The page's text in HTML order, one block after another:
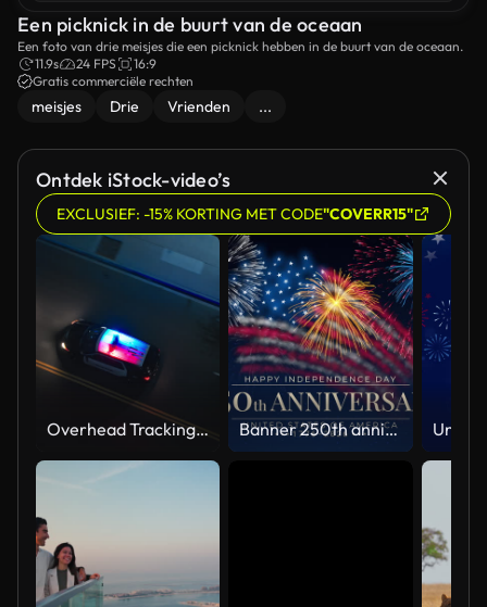
Een picknick in de buurt van de oceaan
Een foto van drie meisjes die een picknick hebben in de buurt van de oceaan.
11.9s
24 FPS
16:9
Gratis commerciële rechten
meisjes Drie Vrienden ...
Ontdek iStock-video’s
EXCLUSIEF: -15% KORTING MET CODE"COVERR15"
Overhead Tracking Drone Shot of a Police Car Driving on a City Street with Lights On at Night Banner 250th anniversary of the USA. 250 years of independence. 4th of july 2026 usa independence day, video greeting card. US flag fireworks on blue sky background. Fourth of july. 4k seamless loop